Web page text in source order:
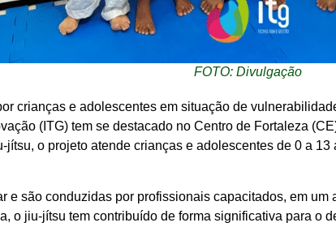
FOTO: Divulgação
crianças e adolescentes em situação de
(ITG) tem se destacado no Centro de Fortaleza
o projeto atende crianças e adolescentes de 0 a
e são conduzidas por profissionais capacitados, em
o jiu-jítsu tem contribuído de forma significativa para o